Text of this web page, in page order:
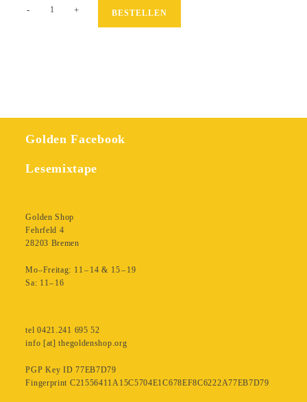
Menge
- + BESTELLEN
Golden Facebook
Lesemixtape
Golden Shop
Fehrfeld 4
28203 Bremen
Mo–Freitag: 11 – 14 & 15 – 19
Sa: 11– 16
tel 0421.241 695 52
info [at] thegoldenshop.org
PGP Key ID 77EB7D79
Fingerprint C21556411A15C5704E1C678EF8C6222A77EB7D79